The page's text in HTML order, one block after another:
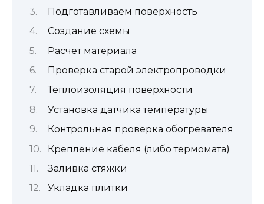
Подготавливаем поверхность
Создание схемы
Расчет материала
Проверка старой электропроводки
Теплоизоляция поверхности
Установка датчика температуры
Контрольная проверка обогревателя
Крепление кабеля (либо термомата)
Заливка стяжки
Укладка плитки